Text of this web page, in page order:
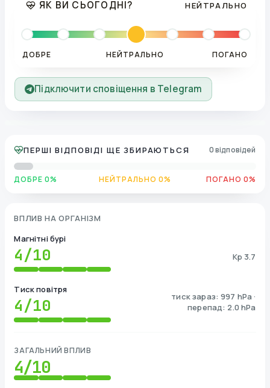
ЯК ВИ СЬОГОДНІ? НЕЙТРАЛЬНО
ДОБРЕ НЕЙТРАЛЬНО ПОГАНО
Підключити сповіщення в Telegram
ПЕРШІ ВІДПОВІДІ ЩЕ ЗБИРАЮТЬСЯ 0 відповідей
ДОБРЕ 0% НЕЙТРАЛЬНО 0% ПОГАНО 0%
ВПЛИВ НА ОРГАНІЗМ
Магнітні бурі
4/10 Kp 3.7
Тиск повітря
4/10
тиск зараз: 997 hPa ·
перепад: 2.0 hPa
ЗАГАЛЬНИЙ ВПЛИВ
4/10